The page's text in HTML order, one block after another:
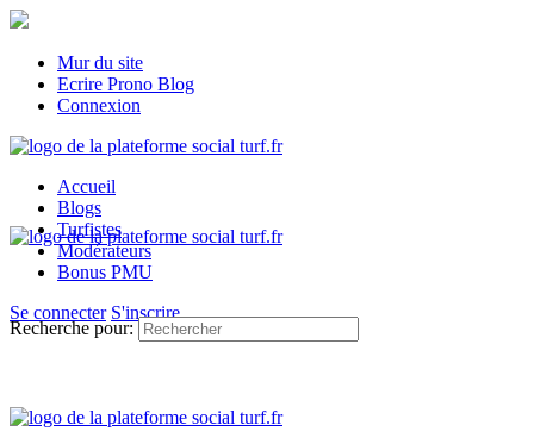
Mur du site
Ecrire Prono Blog
Connexion
Accueil
Blogs
Turfistes
Modérateurs
Bonus PMU
Se connecter S'inscrire
Recherche pour: